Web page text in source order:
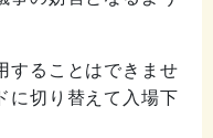
することはできませ
に切り替えて入場下